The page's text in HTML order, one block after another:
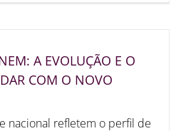
A EVOLUÇÃO E O
COM O NOVO
nacional refletem o perfil de